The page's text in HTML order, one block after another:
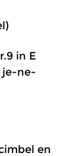
in E
je-ne-
en